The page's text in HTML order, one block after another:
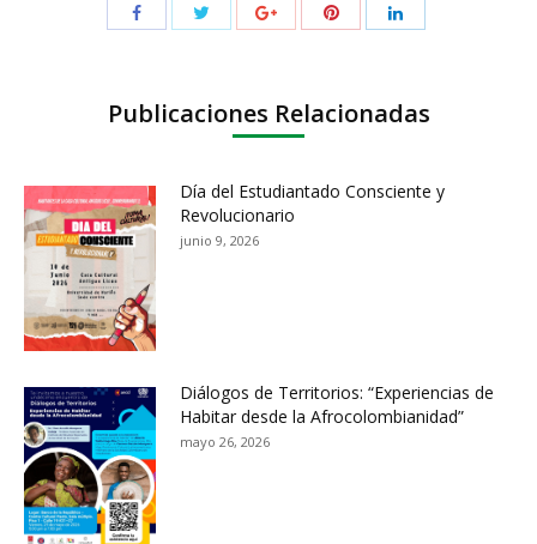
Publicaciones Relacionadas
Día del Estudiantado Consciente y
Revolucionario
junio 9, 2026
Diálogos de Territorios: “Experiencias de
Habitar desde la Afrocolombianidad”
mayo 26, 2026